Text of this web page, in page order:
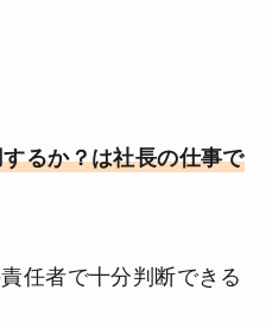
るか？は社長の仕事で
任者で十分判断できる